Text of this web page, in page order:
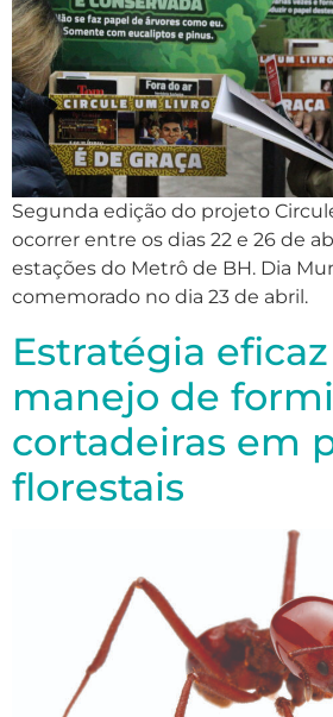
Segunda edição do projeto
ocorrer entre os dias 22 e 26 de
estações do Metrô de BH. Dia
comemorado no dia 23 de abril.
Estratégia
manejo de
cortadeiras em
florestais